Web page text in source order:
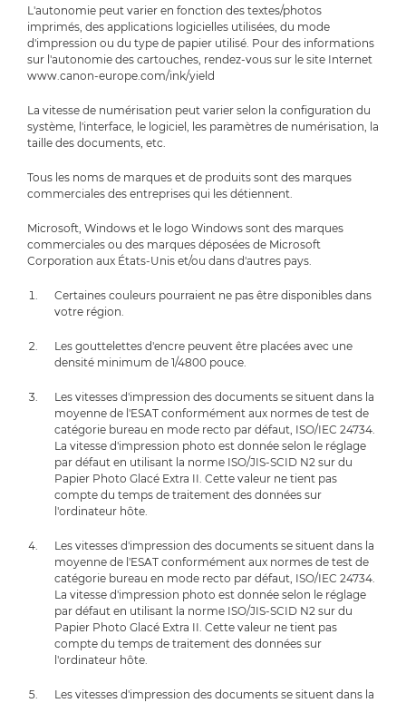
L'autonomie peut varier en fonction des textes/photos
imprimés, des applications logicielles utilisées, du mode
d'impression ou du type de papier utilisé. Pour des informations
sur l'autonomie des cartouches, rendez-vous sur le site Internet
www.canon-europe.com/ink/yield
La vitesse de numérisation peut varier selon la configuration du
système, l'interface, le logiciel, les paramètres de numérisation, la
taille des documents, etc.
Tous les noms de marques et de produits sont des marques
commerciales des entreprises qui les détiennent.
Microsoft, Windows et le logo Windows sont des marques
commerciales ou des marques déposées de Microsoft
Corporation aux États-Unis et/ou dans d'autres pays.
Certaines couleurs pourraient ne pas être disponibles dans
votre région.
Les gouttelettes d'encre peuvent être placées avec une
densité minimum de 1/4800 pouce.
Les vitesses d'impression des documents se situent dans la
moyenne de l'ESAT conformément aux normes de test de
catégorie bureau en mode recto par défaut, ISO/IEC 24734.
La vitesse d'impression photo est donnée selon le réglage
par défaut en utilisant la norme ISO/JIS-SCID N2 sur du
Papier Photo Glacé Extra II. Cette valeur ne tient pas
compte du temps de traitement des données sur
l'ordinateur hôte.
Les vitesses d'impression des documents se situent dans la
moyenne de l'ESAT conformément aux normes de test de
catégorie bureau en mode recto par défaut, ISO/IEC 24734.
La vitesse d'impression photo est donnée selon le réglage
par défaut en utilisant la norme ISO/JIS-SCID N2 sur du
Papier Photo Glacé Extra II. Cette valeur ne tient pas
compte du temps de traitement des données sur
l'ordinateur hôte.
Les vitesses d'impression des documents se situent dans la